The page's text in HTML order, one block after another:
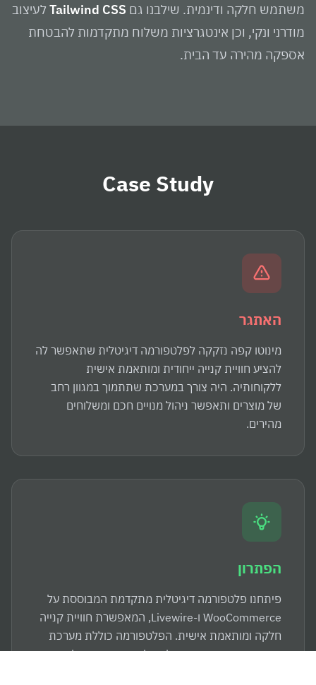
משתמש חלקה ודינמית. שילבנו גם Tailwind CSS לעיצוב
מודרני ונקי, וכן אינטגרציות משלוח מתקדמות להבטחת
אספקה מהירה עד הבית.
Case Study
האתגר
מינוטו קפה נזקקה לפלטפורמה דיגיטלית שתאפשר לה
להציע חוויית קנייה ייחודית ומותאמת אישית
ללקוחותיה. היה צורך במערכת שתתמוך במגוון רחב
של מוצרים ותאפשר ניהול מנויים חכם ומשלוחים
מהירים.
הפתרון
פיתחנו פלטפורמה דיגיטלית מתקדמת המבוססת על
WooCommerce ו-Livewire, המאפשרת חוויית קנייה
חלקה ומותאמת אישית. הפלטפורמה כוללת מערכת
מנויים חכמה ואזור אישי לניהול הזמנות, וכן פילטרים